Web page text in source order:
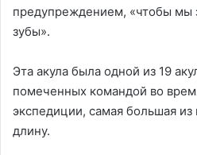
предупреждением, «чтобы мы
зубы».
Эта акула была одной из 19
помеченных командой во
экспедиции, самая большая
длину.